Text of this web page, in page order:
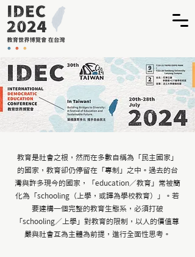
教育是社會之根，然而在多數自稱為「民主國家」
的國家，教育卻仍停留在「專制」之中。過去的台
灣與許多現今的國家，「education／教育」常被簡
化為「schooling（上學，或譯為學校教育）」。若
要建構一個完整的教育生態系，必須打破
「schooling／上學」對教育的限制，以人的價值尊
嚴與社會互為主體為前提，進行全面性思考。